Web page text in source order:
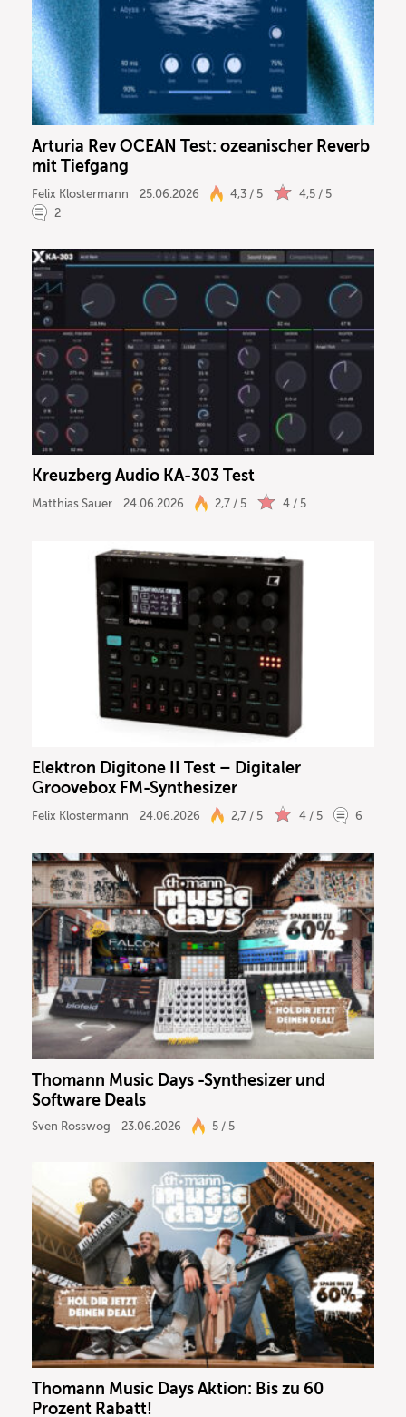
Arturia Rev OCEAN Test: ozeanischer Reverb
mit Tiefgang
Felix Klostermann 25.06.2026 4,3 / 5
4,5 / 5
2
Kreuzberg Audio KA-303 Test
Matthias Sauer 24.06.2026 2,7 / 5 4 / 5
Elektron Digitone II Test – Digitaler
Groovebox FM-Synthesizer
Felix Klostermann 24.06.2026 2,7 / 5 4 / 5 6
Thomann Music Days -Synthesizer und
Software Deals
Sven Rosswog 23.06.2026 5 / 5
Thomann Music Days Aktion: Bis zu 60
Prozent Rabatt!